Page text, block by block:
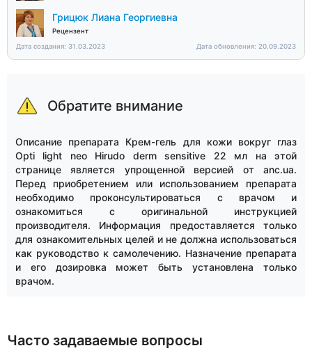
Грицюк Лиана Георгиевна
Рецензент
Дата создания: 31.03.2023
Дата обновления: 20.09.2023
Обратите внимание
Описание препарата Крем-гель для кожи вокруг глаз
Opti light neo Hirudo derm sensitive 22 мл на этой
странице является упрощенной версией от anc.ua.
Перед приобретением или использованием препарата
необходимо проконсультироваться с врачом и
ознакомиться с оригинальной инструкцией
производителя. Информация предоставляется только
для ознакомительных целей и не должна использоваться
как руководство к самолечению. Назначение препарата
и его дозировка может быть установлена только
врачом.
Часто задаваемые вопросы